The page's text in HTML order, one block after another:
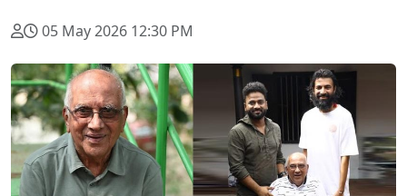
05 May 2026 12:30 PM